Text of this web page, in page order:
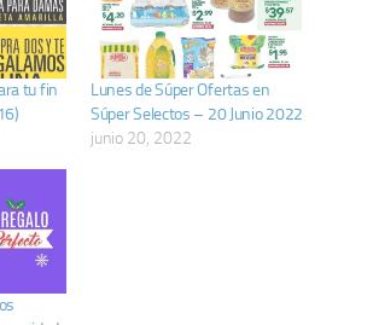
tu fin
Lunes de Súper Ofertas en
Súper Selectos – 20 Junio 2022
junio 20, 2022